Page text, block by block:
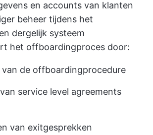
en accounts van klanten
beheer tijdens het
dergelijk systeem
het offboardingproces door:
de offboardingprocedure
service level agreements
van exitgesprekken